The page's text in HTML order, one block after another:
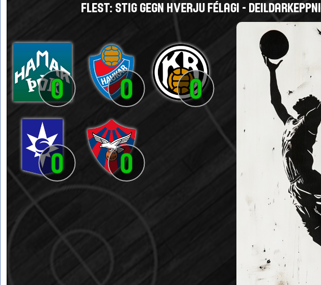
FLEST: STIG GEGN HVERJU FÉLAGI - DEILDARKEPPNI
0 0 0
0 0